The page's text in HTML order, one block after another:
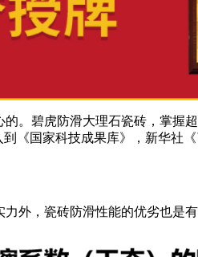
的。碧虎防滑大理石瓷砖，掌握
到《国家科技成果库》，新华社
力外，瓷砖防滑性能的优劣也是